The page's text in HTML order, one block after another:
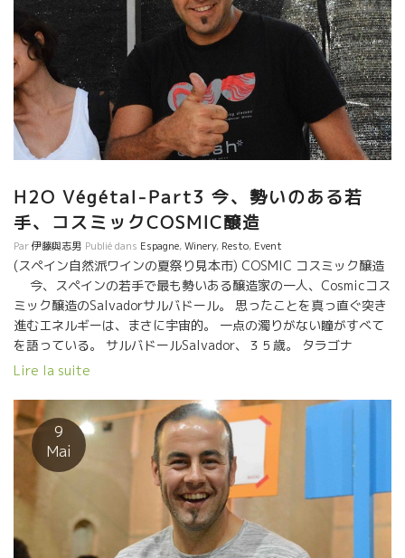
しまった。 僅かに残る貴重な５０歳の樹齢のカリニャン・ブラン
７０％。 カリニャン・ブランは、どんなに葡萄が熟しても“酸”が
キッチリと残る特別な品種。 そして、プイッチ・ロドーの30％
素晴らしい酸とミネラル。 ７０％はアンフォラで発酵、３０％の
3割が栗の木樽で発酵 アンフォラでは純粋なアルコール発酵のみ
をさせる。カリニャン・ブランは還元力が強く、ワインに還元臭
が残りやすい品種、アンフォラで発酵させると発酵中に外気との
通気ができて還元しにくくなる。 なんて真っ直ぐな白ワインなの
い。
H2O Végétal-Part3 今、勢いのある若
手、コスミックCOSMIC醸造
Par伊藤與志男 Publié dans Espagne,Winery, Resto, Event
(スペイン自然派ワインの夏祭り見本市) COSMIC コスミック醸造
今、スペインの若手で最も勢いある醸造家の一人、Cosmicコス
ミック醸造のSalvadorサルバドール。 思ったことを真っ直ぐ突き
進むエネルギーは、まさに宇宙的。 一点の濁りがない瞳がすべて
を語っている。 サルバドールSalvador、３５歳。 タラゴナ
Tarragona地方のぺネデスPenedèsの葡萄栽培農家に生まれた。
萄栽培・醸造学校を卒業したあと、違う世界を見たくてニュージ
ーランドに渡って違う世界の醸造を経験。 外に出ると、より自分
のやりたいことがハッキリしてきた。 2013年に、フランス国境か
ら10キロ足らずの山の中、サルバドールが造りたいワインの土
壌、微気象標を備えた素晴らしい５ｈの畑を発見。 標高300～
600ｍの斜面、酸をもたらしてくれるミクロクリマ（微気象）、
つまり、山からの乾燥した風トラモンタンと海に近いこともあっ
て湿気も備えている。風が病原菌を吹き飛ばしてくれて、ある程
Lire la suite
9
Mai